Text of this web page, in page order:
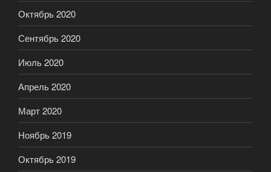
Октябрь 2020
Сентябрь 2020
Июль 2020
Апрель 2020
Март 2020
Ноябрь 2019
Октябрь 2019